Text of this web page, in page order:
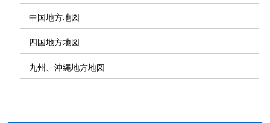
中国地方地図
四国地方地図
九州、沖縄地方地図